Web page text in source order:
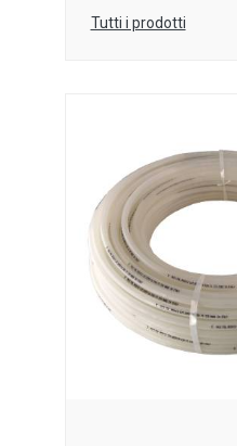
Tutti i prodotti